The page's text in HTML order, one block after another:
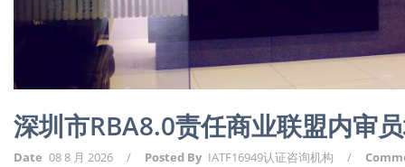
深圳市RBA8.0责任商业联盟内审
Date 08 8 月 2026 / Posted By IATF16949认证咨询机构 /